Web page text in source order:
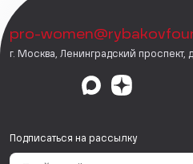
pro-
г. Москва, Ленинградский проспект,
Подписаться на рассылку